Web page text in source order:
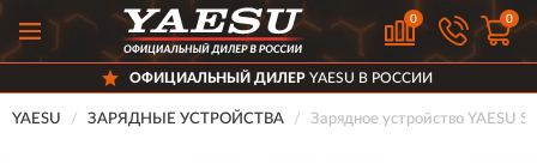
0 0
ОФИЦИАЛЬНЫЙ ДИЛЕР YAESU В РОССИИ
YAESU ЗАРЯДНЫЕ УСТРОЙСТВА Зарядное устройство YAESU